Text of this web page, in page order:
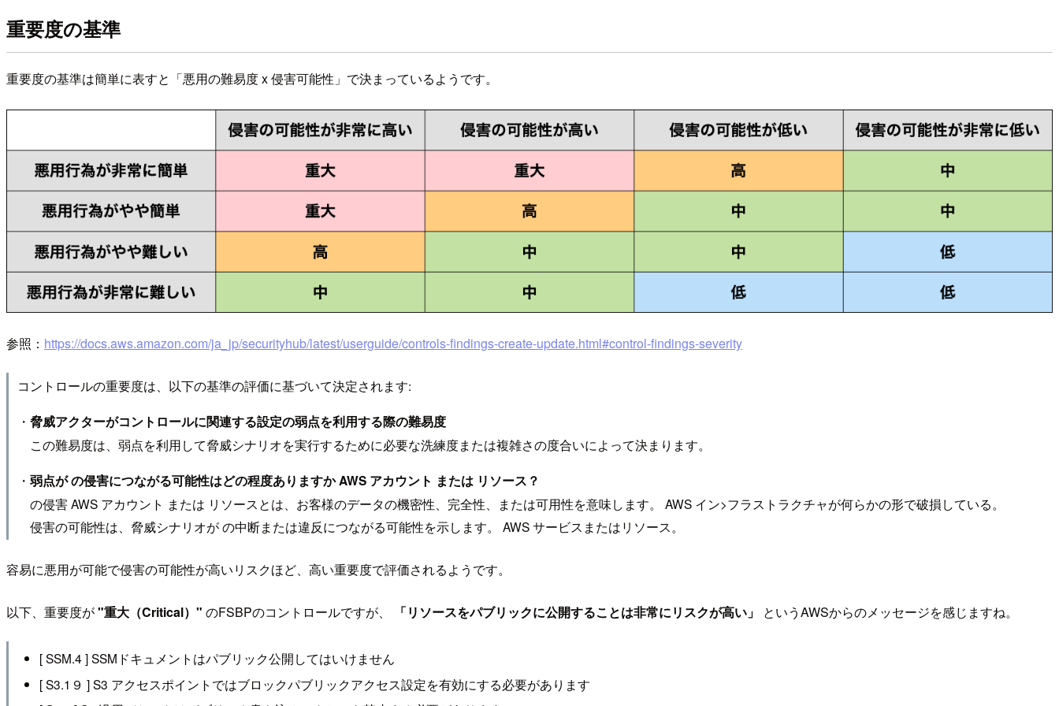
重要度の基準
重要度の基準は簡単に表すと「悪用の難易度 x 侵害可能性」で決まっているようです。
参照：​ https://docs.aws.amazon.com/ja_jp/securityhub/latest/userguide/controls-findings-create-update.html#control-findings-severity
コントロールの重要度は、以下の基準の評価に基づいて決定されます:
・ 脅威アクターがコントロールに関連する設定の弱点を利用する際の難易度
この難易度は、弱点を利用して脅威シナリオを実行するために必要な洗練度または複雑さの度合いによって決まります。
・ 弱点が の侵害につながる可能性はどの程度ありますか AWS アカウント または リソース？
の侵害 AWS アカウント または リソースとは、お客様のデータの機密性、完全性、または可用性を意味します。 AWS イン>フラストラクチャが何らかの形で破損している。
侵害の可能性は、脅威シナリオが の中断または違反につながる可能性を示します。 AWS サービスまたはリソース。
容易に悪用が可能で侵害の可能性が高いリスクほど、高い重要度で評価されるようです。
以下、重要度が"重大（Critical）" のFSBPのコントロールですが、 「リソースをパブリックに公開することは非常にリスクが高い」 というAWSからのメッセージを感じますね。
[ SSM.4 ] SSMドキュメントはパブリック公開してはいけません
[ S3.1９ ] S3 アクセスポイントではブロックパブリックアクセス設定を有効にする必要があります